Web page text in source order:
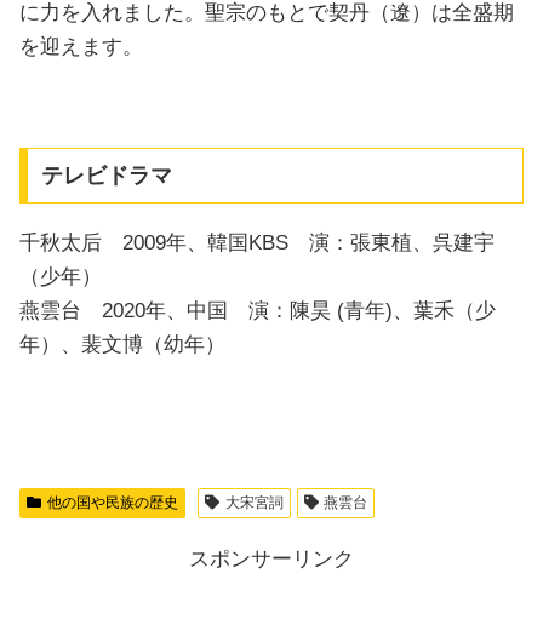
に力を入れました。聖宗のもとで契丹（遼）は全盛期
を迎えます。
テレビドラマ
千秋太后 2009年、韓国KBS 演：張東植、呉建宇
（少年）
燕雲台 2020年、中国 演：陳昊 (青年)、葉禾（少
年）、裴文博（幼年）
他の国や民族の歴史 大宋宮詞 燕雲台
スポンサーリンク